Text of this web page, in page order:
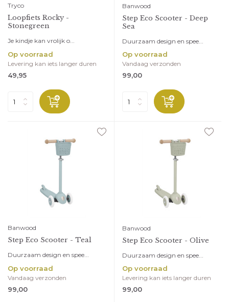
Tryco
Loopfiets Rocky -
Stonegreen
Je kindje kan vrolijk o...
Op voorraad
Levering kan iets langer duren
49,95
Banwood
Step Eco Scooter - Deep
Sea
Duurzaam design en spee...
Op voorraad
Vandaag verzonden
99,00
Banwood
Step Eco Scooter - Teal
Duurzaam design en spee...
Op voorraad
Vandaag verzonden
99,00
Banwood
Step Eco Scooter - Olive
Duurzaam design en spee...
Op voorraad
Levering kan iets langer duren
99,00